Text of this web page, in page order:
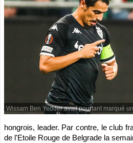
Wissam Ben Yedder avait pourtant marqué
hongrois, leader. Par contre, le club
de l'Etoile Rouge de Belgrade la